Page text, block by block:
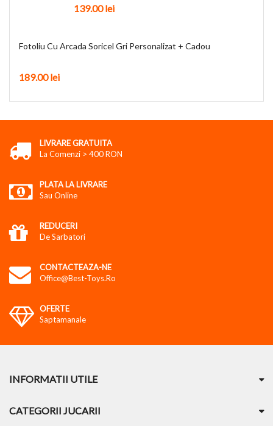
139.00 lei
Fotoliu Cu Arcada Soricel Gri Personalizat + Cadou
189.00 lei
LIVRARE GRATUITA
La Comenzi > 400 RON
PLATA LA LIVRARE
Sau Online
REDUCERI
De Sarbatori
CONTACTEAZA-NE
Office@best-Toys.ro
OFERTE
Saptamanale
INFORMATII UTILE
CATEGORII JUCARII